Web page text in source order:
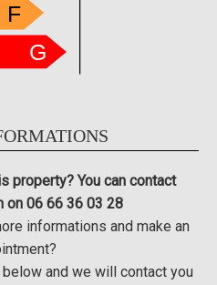
F
G
property? You can contact
on 06 66 36 03 28
informations and make an
and we will contact you